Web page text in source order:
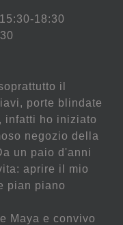
18:30
il
porte blindate
infatti ho iniziato
negozio della
un paio d'anni
aprire il mio
pian piano
Maya e convivo